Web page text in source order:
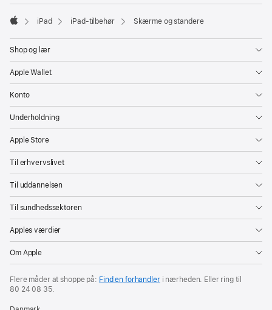
iPad iPad-tilbehør Skærme og standere
Shop og lær
Apple Wallet
Konto
Underholdning
Apple Store
Til erhvervslivet
Til uddannelsen
Til sundhedssektoren
Apples værdier
Om Apple
Flere måder at shoppe på: Find en forhandleri nærheden. Eller ring til
80 24 08 35.